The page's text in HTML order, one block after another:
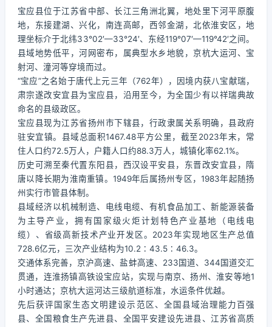
宝应县位于江苏省中部、长江三角洲北翼，地处里下河平原腹
地，东接建湖、兴化，南连高邮，西邻金湖，北依淮安区，地
理坐标介于北纬33°02′—33°24′、东经119°07′—119°42′之间。
县域地势低平，河网密布，属典型水乡地貌，京杭大运河、宝
射河、潼河等穿境而过。
“宝应”之名始于唐代上元三年（762年），因境内获八宝献瑞，
肃宗遂改安宜县为宝应县，沿用至今，为全国少有以祥瑞典故
命名的县级政区。
宝应县现为江苏省扬州市下辖县，行政隶属关系明确，县政府
驻安宜镇。县域总面积1467.48平方公里，截至2023年末，常
住人口约72.5万人，户籍人口约88.3万人，城镇化率62.1%。
历史可溯至秦代置东阳县，西汉设平安县，东晋改安宜县，隋
唐以降长期为淮南重镇。1949年后属扬州专区，1983年起随扬
州实行市管县体制。
县域经济以机械制造、电线电缆、有机食品加工、新能源装备
为主导产业，拥有国家级火炬计划特色产业基地（电线电
缆）、省级高新技术产业开发区。2023年实现地区生产总值
728.6亿元，三次产业结构为10.2∶43.5∶46.3。
交通体系完善，京沪高速、盐蚌高速、233国道、344国道交汇
贯通，连淮扬镇高铁设宝应站，实现与南京、扬州、淮安等地1
小时通达；京杭大运河达三级航道标准，水运条件优越。
先后获评国家生态文明建设示范区、全国县域治理能力百强
县、全国粮食生产先进县、全国平安建设先进县、江苏省高质